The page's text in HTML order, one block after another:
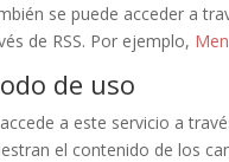
se puede acceder a
de RSS. Por ejemplo,
de uso
a este servicio a
el contenido de los